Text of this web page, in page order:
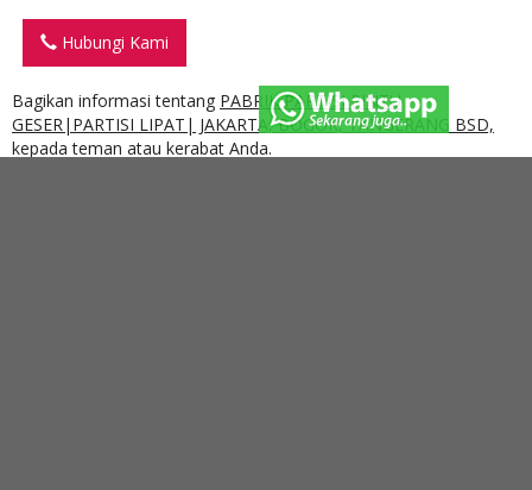
Hubungi Kami
Bagikan informasi tentang PABRIK PARTISI PINTU
GESER|PARTISI LIPAT| JAKARTA, BOGOR, TANGERANG BSD,
kepada teman atau kerabat Anda.